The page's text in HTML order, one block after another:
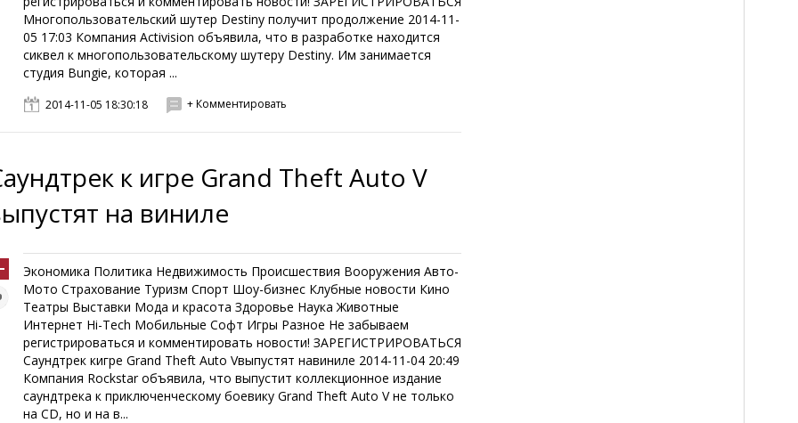
Многопользовательский шутер Destiny получит продолжение 2014-11-
05 17:03 Компания Activision объявила, что в разработке находится
сиквел к многопользовательскому шутеру Destiny. Им занимается
студия Bungie, которая ...
2014-11-05 18:30:18 + Комментировать
к игре Grand Theft Auto V
на виниле
Экономика Политика Недвижимость Происшествия Вооружения Авто-
Мото Страхование Туризм Спорт Шоу-бизнес Клубные новости Кино
Театры Выставки Мода и красота Здоровье Наука Животные
Интернет Hi-Tech Мобильные Софт Игры Разное Не забываем
регистрироваться и комментировать новости! ЗАРЕГИСТРИРОВАТЬСЯ
Саундтрек кигре Grand Theft Auto Vвыпустят навиниле 2014-11-04 20:49
Компания Rockstar объявила, что выпустит коллекционное издание
саундтрека к приключенческому боевику Grand Theft Auto V не только
на CD, но и на в...